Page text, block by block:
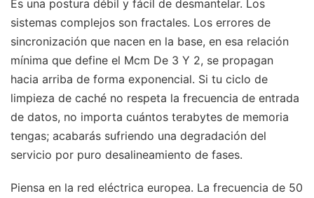
Es una postura débil y fácil de desmantelar. Los
sistemas complejos son fractales. Los errores de
sincronización que nacen en la base, en esa relación
mínima que define el Mcm De 3 Y 2, se propagan
hacia arriba de forma exponencial. Si tu ciclo de
limpieza de caché no respeta la frecuencia de entrada
de datos, no importa cuántos terabytes de memoria
tengas; acabarás sufriendo una degradación del
servicio por puro desalineamiento de fases.
Piensa en la red eléctrica europea. La frecuencia de 50